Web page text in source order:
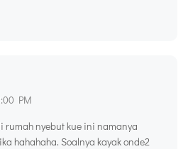
PM
rumah nyebut kue ini namanya
hahahaha. Soalnya kayak onde2